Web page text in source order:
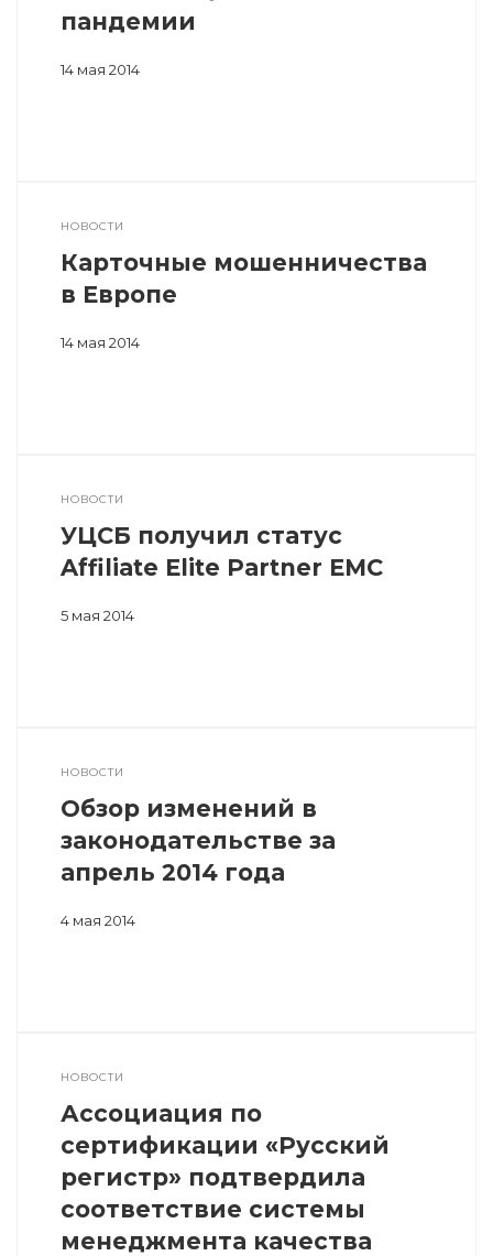
пандемии
14 мая 2014
НОВОСТИ
Карточные мошенничества
в Европе
14 мая 2014
НОВОСТИ
УЦСБ получил статус
Affiliate Elite Partner EMC
5 мая 2014
НОВОСТИ
Обзор изменений в
законодательстве за
апрель 2014 года
4 мая 2014
НОВОСТИ
Ассоциация по
сертификации «Русский
регистр» подтвердила
соответствие системы
менеджмента качества